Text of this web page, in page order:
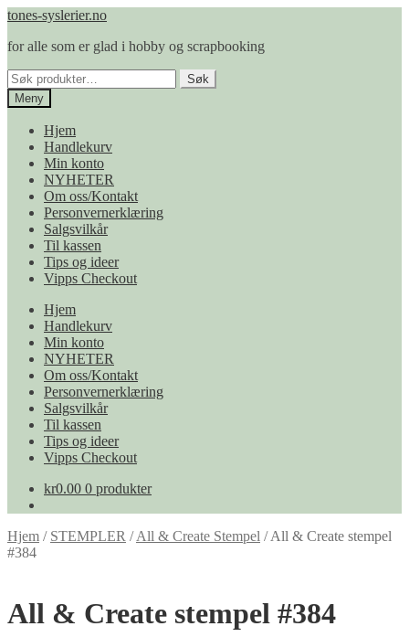
Hopp
navigasjon
Hopp
innhold
tones-syslerier.no
for alle som er glad i hobby og scrapbooking
Søk
etter:
Søk
Meny
Hjem
Handlekurv
Min konto
NYHETER
Om oss/Kontakt
Personvernerklæring
Salgsvilkår
Til kassen
Tips og ideer
Vipps Checkout
Hjem
Handlekurv
Min konto
NYHETER
Om oss/Kontakt
Personvernerklæring
Salgsvilkår
Til kassen
Tips og ideer
Vipps Checkout
kr0.00 0 produkter
Hjem / STEMPLER /All & Create Stempel /All & Create stempel
#384
All & Create stempel #384